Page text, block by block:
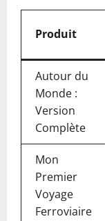
Produit
Autour du
Monde :
Version
Complète
Mon
Premier
Voyage
Ferroviaire